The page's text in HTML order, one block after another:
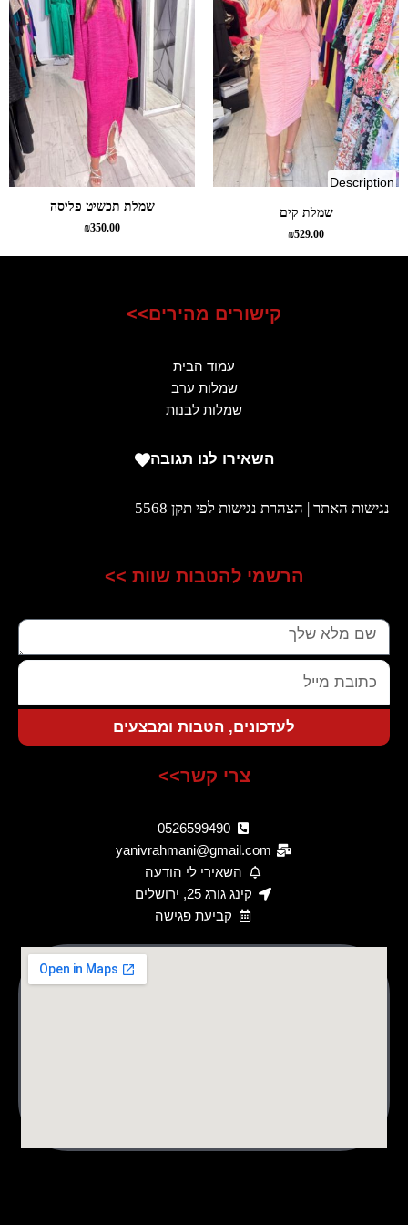
Description
dress
שמלת קים
₪529.00
שמלת תכשיט פליסה
₪350.00
קישורים מהירים>>
עמוד הבית
שמלות ערב
שמלות לבנות
השאירו לנו תגובה
נגישות האתר | הצהרת נגישות לפי תקן 5568
הרשמי להטבות שוות >>
שם
כתובת
מייל
לעדכונים, הטבות ומבצעים
צרי קשר>>
0526599490
yanivrahmani@gmail.com
השאירי לי הודעה
קינג גורג 25, ירושלים
קביעת פגישה